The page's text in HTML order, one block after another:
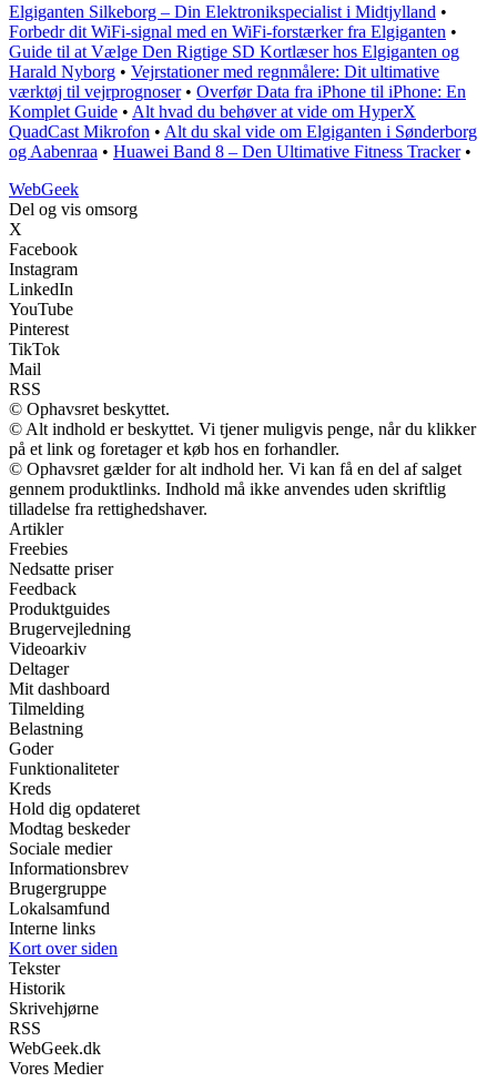
Elgiganten Silkeborg – Din Elektronikspecialist i Midtjylland •
Forbedr dit WiFi-signal med en WiFi-forstærker fra Elgiganten •
Guide til at Vælge Den Rigtige SD Kortlæser hos Elgiganten og
Harald Nyborg • Vejrstationer med regnmålere: Dit ultimative
værktøj til vejrprognoser• Overfør Data fra iPhone til iPhone: En
Komplet Guide • Alt hvad du behøver at vide om HyperX
QuadCast Mikrofon • Alt du skal vide om Elgiganten i Sønderborg
og Aabenraa • Huawei Band 8 – Den Ultimative Fitness Tracker•
WebGeek
Del og vis omsorg
X
Facebook
Instagram
LinkedIn
YouTube
Pinterest
TikTok
Mail
RSS
© Ophavsret beskyttet.
© Alt indhold er beskyttet. Vi tjener muligvis penge, når du klikker
på et link og foretager et køb hos en forhandler.
© Ophavsret gælder for alt indhold her. Vi kan få en del af salget
gennem produktlinks. Indhold må ikke anvendes uden skriftlig
tilladelse fra rettighedshaver.
Artikler
Freebies
Nedsatte priser
Feedback
Produktguides
Brugervejledning
Videoarkiv
Deltager
Mit dashboard
Tilmelding
Belastning
Goder
Funktionaliteter
Kreds
Hold dig opdateret
Modtag beskeder
Sociale medier
Informationsbrev
Brugergruppe
Lokalsamfund
Interne links
Kort over siden
Tekster
Historik
Skrivehjørne
RSS
WebGeek.dk
Vores Medier